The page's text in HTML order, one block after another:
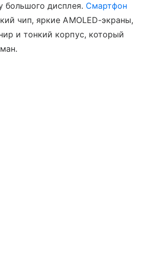
большого дисплея. Смартфон
чип, яркие AMOLED-экраны,
и тонкий корпус, который